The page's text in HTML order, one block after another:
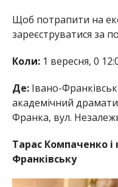
Щоб потрапити на
зареєструватися за
Коли:1 вересня, 0
Де:Івано-
академічний
Франка, вул.
Тарас Компаченко і
Франківську